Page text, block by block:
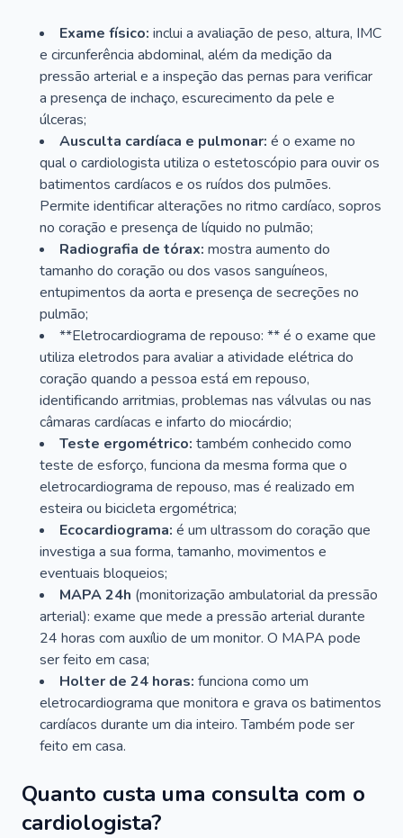
Exame físico: inclui a avaliação de peso, altura, IMC
e circunferência abdominal, além da medição da
pressão arterial e a inspeção das pernas para verificar
a presença de inchaço, escurecimento da pele e
úlceras;
Ausculta cardíaca e pulmonar: é o exame no
qual o cardiologista utiliza o estetoscópio para ouvir os
batimentos cardíacos e os ruídos dos pulmões.
Permite identificar alterações no ritmo cardíaco, sopros
no coração e presença de líquido no pulmão;
Radiografia de tórax: mostra aumento do
tamanho do coração ou dos vasos sanguíneos,
entupimentos da aorta e presença de secreções no
pulmão;
**Eletrocardiograma de repouso: ** é o exame que
utiliza eletrodos para avaliar a atividade elétrica do
coração quando a pessoa está em repouso,
identificando arritmias, problemas nas válvulas ou nas
câmaras cardíacas e infarto do miocárdio;
Teste ergométrico: também conhecido como
teste de esforço, funciona da mesma forma que o
eletrocardiograma de repouso, mas é realizado em
esteira ou bicicleta ergométrica;
Ecocardiograma: é um ultrassom do coração que
investiga a sua forma, tamanho, movimentos e
eventuais bloqueios;
MAPA 24h (monitorização ambulatorial da pressão
arterial): exame que mede a pressão arterial durante
24 horas com auxílio de um monitor. O MAPA pode
ser feito em casa;
Holter de 24 horas: funciona como um
eletrocardiograma que monitora e grava os batimentos
cardíacos durante um dia inteiro. Também pode ser
feito em casa.
Quanto custa uma consulta com o
cardiologista?